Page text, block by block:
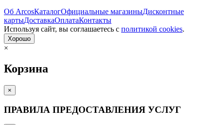
Об ArcosКаталогОфициальные магазиныДисконтные
картыДоставкаОплатаКонтакты
Используя сайт, вы согла­шаетесь с политикой cookies.
Хорошо
×
Корзина
×
ПРАВИЛА ПРЕДОСТАВЛЕНИЯ УСЛУГ